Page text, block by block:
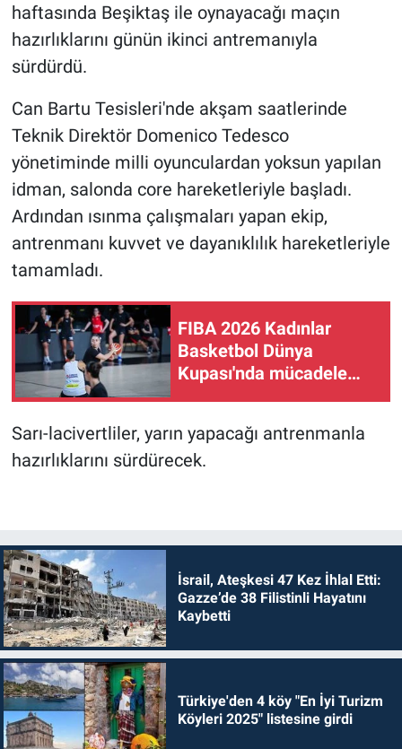
haftasında Beşiktaş ile oynayacağı maçın
hazırlıklarını günün ikinci antremanıyla
sürdürdü.
Can Bartu Tesisleri'nde akşam saatlerinde
Teknik Direktör Domenico Tedesco
yönetiminde milli oyunculardan yoksun yapılan
idman, salonda core hareketleriyle başladı.
Ardından ısınma çalışmaları yapan ekip,
antrenmanı kuvvet ve dayanıklılık hareketleriyle
tamamladı.
FIBA 2026 Kadınlar
Basketbol Dünya
Kupası'nda mücadele
sürdürüyor
Sarı-lacivertliler, yarın yapacağı antrenmanla
hazırlıklarını sürdürecek.
İsrail, Ateşkesi 47 Kez İhlal Etti:
Gazze’de 38 Filistinli Hayatını
Kaybetti
Türkiye'den 4 köy "En İyi Turizm
Köyleri 2025" listesine girdi